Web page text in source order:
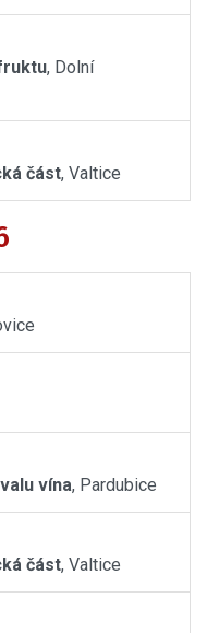
, Dolní
část, Valtice
vína, Pardubice
část, Valtice